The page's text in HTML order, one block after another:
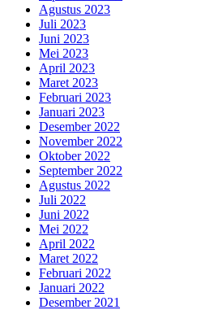
Agustus 2023
Juli 2023
Juni 2023
Mei 2023
April 2023
Maret 2023
Februari 2023
Januari 2023
Desember 2022
November 2022
Oktober 2022
September 2022
Agustus 2022
Juli 2022
Juni 2022
Mei 2022
April 2022
Maret 2022
Februari 2022
Januari 2022
Desember 2021